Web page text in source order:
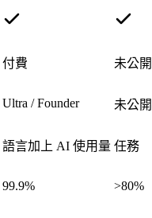
付費 未公
Ultra / Founder 未公
語言加上 AI 使用量 任務
99.9% >80%